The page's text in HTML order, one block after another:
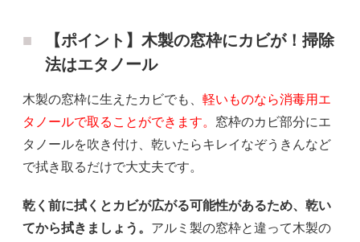
【ポイント】木製の窓枠にカビが！掃除
法はエタノール
木製の窓枠に生えたカビでも、 軽いものなら消毒用エ
タノールで取ることができます。 窓枠のカビ部分にエ
タノールを吹き付け、乾いたらキレイなぞうきんなど
で拭き取るだけで大丈夫です。
乾く前に拭くとカビが広がる可能性があるため、乾い
てから拭きましょう。 アルミ製の窓枠と違って木製の